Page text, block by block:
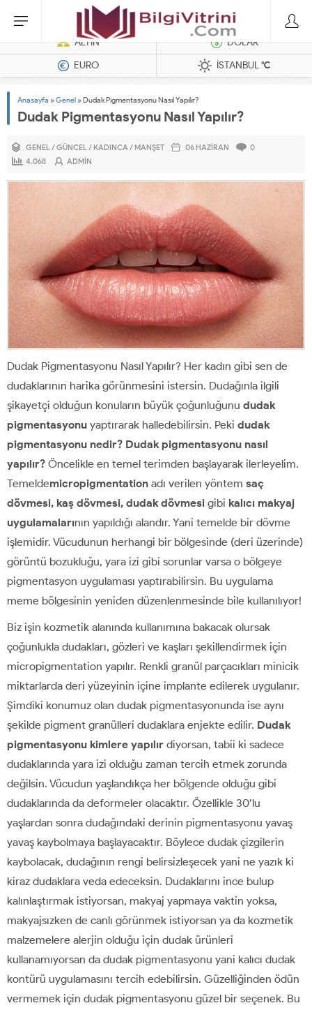
Dizel Jeneratörler
ALTIN
DOLAR
EURO
İSTANBUL°C
Anasayfa »Genel »Dudak Pigmentasyonu Nasıl Yapılır?
Dudak Pigmentasyonu Nasıl Yapılır?
GENEL/GÜNCEL/ KADINCA/ MANŞET 06 HAZIRAN
0
4.068
ADMIN
Dudak Pigmentasyonu Nasıl Yapılır? Her kadın gibi sen de
dudaklarının harika görünmesini istersin. Dudağınla ilgili
şikayetçi olduğun konuların büyük çoğunluğunu dudak
pigmentasyonu yaptırarak halledebilirsin. Peki dudak
pigmentasyonu nedir? Dudak pigmentasyonu nasıl
yapılır? Öncelikle en temel terimden başlayarak ilerleyelim.
Temeldemicropigmentation adı verilen yöntem saç
dövmesi, kaş dövmesi, dudak dövmesi gibi kalıcı makyaj
uygulamalarının yapıldığı alandır. Yani temelde bir dövme
işlemidir. Vücudunun herhangi bir bölgesinde (deri üzerinde)
görüntü bozukluğu, yara izi gibi sorunlar varsa o bölgeye
pigmentasyon uygulaması yaptırabilirsin. Bu uygulama
meme bölgesinin yeniden düzenlenmesinde bile kullanılıyor!
Biz işin kozmetik alanında kullanımına bakacak olursak
çoğunlukla dudakları, gözleri ve kaşları şekillendirmek için
micropigmentation yapılır. Renkli granül parçacıkları minicik
miktarlarda deri yüzeyinin içine implante edilerek uygulanır.
Şimdiki konumuz olan dudak pigmentasyonunda ise aynı
şekilde pigment granülleri dudaklara enjekte edilir. Dudak
pigmentasyonu kimlere yapılır diyorsan, tabii ki sadece
dudaklarında yara izi olduğu zaman tercih etmek zorunda
değilsin. Vücudun yaşlandıkça her bölgende olduğu gibi
dudaklarında da deformeler olacaktır. Özellikle 30’lu
yaşlardan sonra dudağındaki derinin pigmentasyonu yavaş
yavaş kaybolmaya başlayacaktır. Böylece dudak çizgilerin
kaybolacak, dudağının rengi belirsizleşecek yani ne yazık ki
kiraz dudaklara veda edeceksin. Dudaklarını ince bulup
kalınlaştırmak istiyorsan, makyaj yapmaya vaktin yoksa,
makyajsızken de canlı görünmek istiyorsan ya da kozmetik
malzemelere alerjin olduğu için dudak ürünleri
kullanamıyorsan da dudak pigmentasyonu yani kalıcı dudak
kontürü uygulamasını tercih edebilirsin. Güzelliğinden ödün
vermemek için dudak pigmentasyonu güzel bir seçenek. Bu